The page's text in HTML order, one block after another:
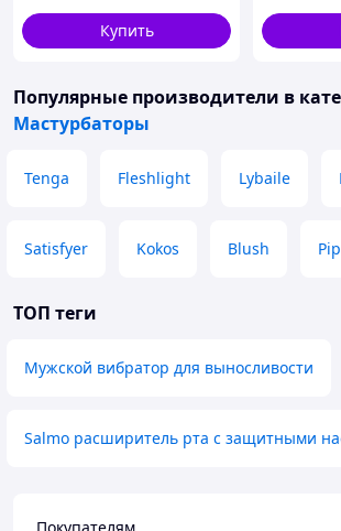
Купить
Популярные производители в
Мастурбаторы
Tenga Fleshlight Lybaile
Satisfyer Kokos Blush
ТОП теги
Мужской вибратор для выносливости
Salmo расширитель рта с защитными